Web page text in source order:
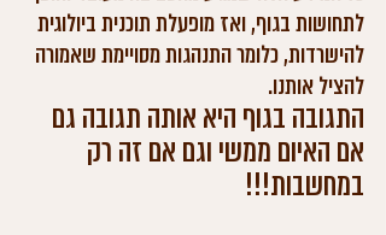
לתחושות בגוף, ואז מופעלת תוכנית ביולוגית
להישרדות, כלומר התנהגות מסויימת שאמורה
להציל אותנו.
התגובה בגוף היא אותה תגובה גם
אם האיום ממשי וגם אם זה רק
במחשבות!!!